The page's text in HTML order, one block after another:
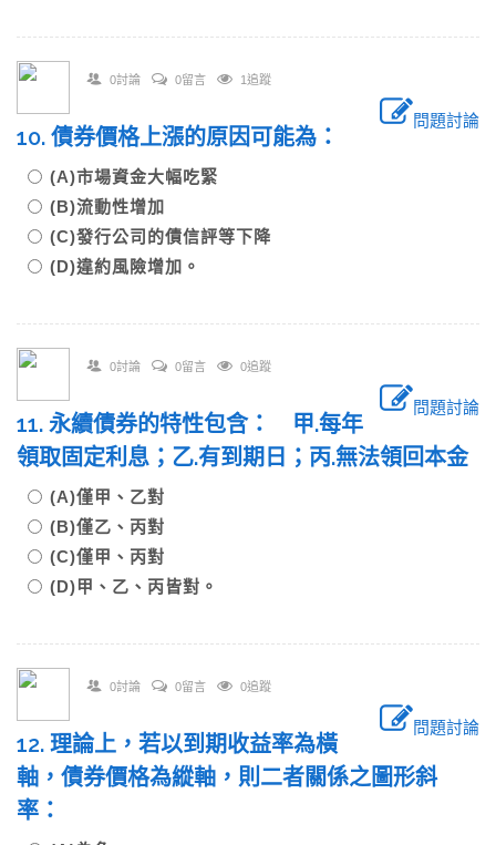
0討論 0留言 1追蹤
問題討論
10. 債券價格上漲的原因可能為：
(A)市場資金大幅吃緊
(B)流動性增加
(C)發行公司的債信評等下降
(D)違約風險增加。
0討論 0留言 0追蹤
問題討論
11. 永續債券的特性包含： 甲.每年
領取固定利息；乙.有到期日；丙.無法領回本金
(A)僅甲、乙對
(B)僅乙、丙對
(C)僅甲、丙對
(D)甲、乙、丙皆對。
0討論 0留言 0追蹤
問題討論
12. 理論上，若以到期收益率為橫
軸，債券價格為縱軸，則二者關係之圖形斜
率：